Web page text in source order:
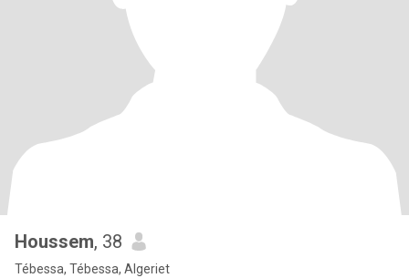
Houssem, 38
Tébessa, Tébessa, Algeriet